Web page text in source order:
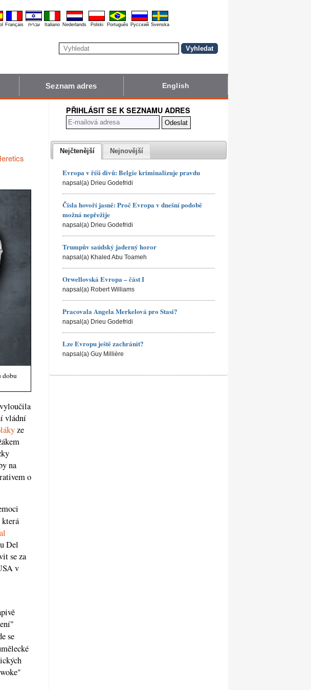
Français עברית Italiano Nederlands Polski Português Pyccĸий Svenska
Seznam adres English
dobu
vládní
ze
na
o
která
Del
se za
v
se
PŘIHLÁSIT SE K SEZNAMU ADRES
Nejčtenější Nejnovější
Evropa v říši divů: Belgie kriminalizuje pravdu
napsal(a) Drieu Godefridi
Čísla hovoří jasně: Proč Evropa v dnešní podobě
možná nepřežije
napsal(a) Drieu Godefridi
Trumpův saúdský jaderný horor
napsal(a) Khaled Abu Toameh
Orwellovská Evropa – část I
napsal(a) Robert Williams
Pracovala Angela Merkelová pro Stasi?
napsal(a) Drieu Godefridi
Lze Evropu ještě zachránit?
napsal(a) Guy Millière